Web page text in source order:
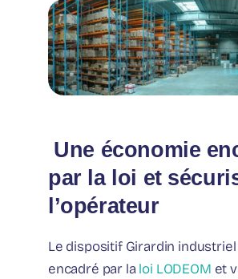
Une économie
par la loi et
l’opérateur
Le dispositif Girardin
encadré par laloi LODEOM et